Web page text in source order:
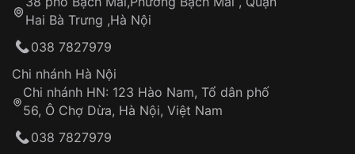
Hotline: 0585 215 215
Từ khóa SEO:
Tự ý sửa chữa
thống VNLUX
Đảm bảo quyền lợi khách hàng
Hai Bà Trưng ,Hà Nội
038 7827979
Chi nhánh Hà Nội
Chi nhánh HN: 123 Hào Nam, Tổ dân phố
56, Ô Chợ Dừa, Hà Nội, Việt Nam
038 7827979